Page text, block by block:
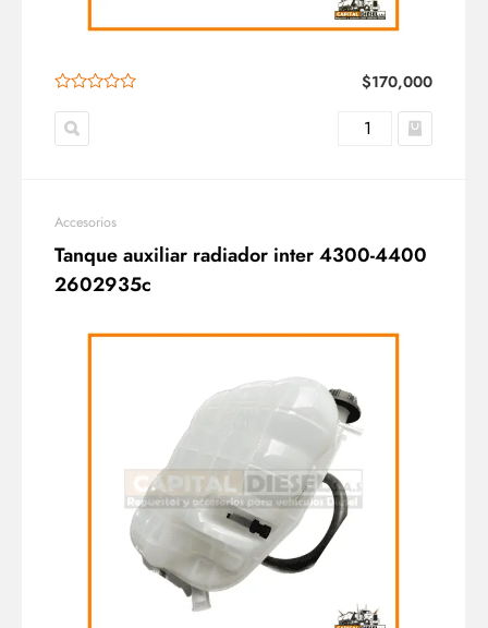
$170,000
Accesorios
Tanque auxiliar radiador inter 4300-4400
2602935c